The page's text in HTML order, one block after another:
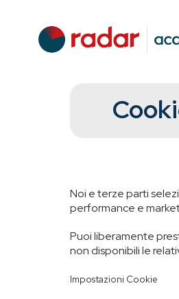
Noi e terze parti
performance e
Puoi liberamente
non disponibili le
Impostazioni Cookie